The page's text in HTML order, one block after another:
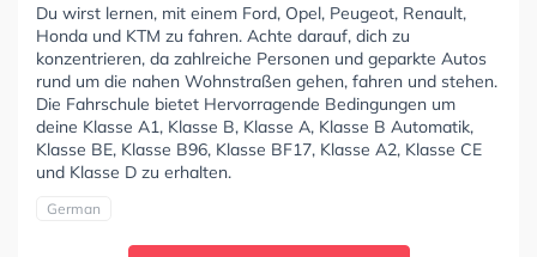
Du wirst lernen, mit einem Ford, Opel, Peugeot, Renault,
Honda und KTM zu fahren. Achte darauf, dich zu
konzentrieren, da zahlreiche Personen und geparkte Autos
rund um die nahen Wohnstraßen gehen, fahren und stehen.
Die Fahrschule bietet Hervorragende Bedingungen um
deine Klasse A1, Klasse B, Klasse A, Klasse B Automatik,
Klasse BE, Klasse B96, Klasse BF17, Klasse A2, Klasse CE
und Klasse D zu erhalten.
German